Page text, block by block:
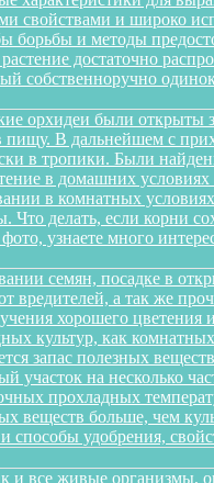
свойствами и широко
борьбы и методы
достаточно
собственноручно
орхидеи были
пищу. В дальнейшем с
в тропики. Были
в домашних условиях
в комнатных условиях
Что делать, если корни
узнаете много
семян, посадке в
а так же
хорошего
культур, как
запас полезных
на несколько
прохладных
веществ больше, чем
и способы удобрения,
и все живые организмы,